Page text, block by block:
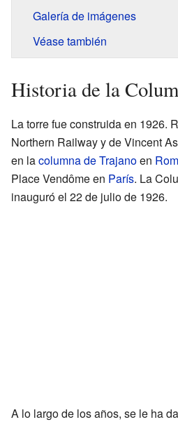
Galería de imágenes
Véase también
Historia de la
La torre fue construida en 1926.
Northern Railway y de Vincent
en lacolumna de Trajanoen
Place Vendôme en París. La
inauguró el 22 de julio de 1926.
A lo largo de los años, se le ha